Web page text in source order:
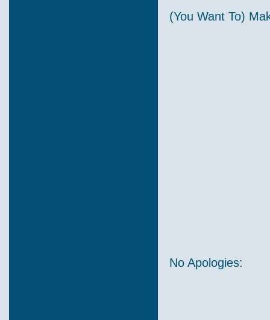
(You Want To)
No Apologies: